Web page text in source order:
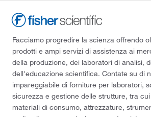
Facciamo progredire la scienza offrendo
prodotti e ampi servizi di assistenza ai
della produzione, dei laboratori di analisi,
dell'educazione scientifica. Contate su di
impareggiabile di forniture per laboratori,
sicurezza e gestione delle strutture, tra
materiali di consumo, attrezzature,